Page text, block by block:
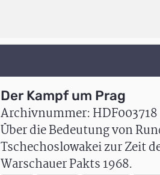
Der Kampf um Prag
Archivnummer: HDF003718
Über die Bedeutung von
Tschechoslowakei zur Zeit
Warschauer Pakts 1968.